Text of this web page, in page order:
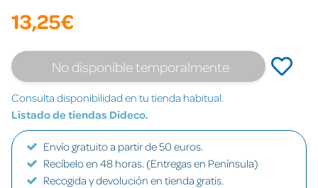
13,25€
No disponible temporalmente
Consulta disponibilidad en tu tienda habitual.
Listado de tiendas Dideco.
Envío gratuito a partir de 50 euros.
Recíbelo en 48 horas. (Entregas en Península)
Recogida y devolución en tienda gratis.